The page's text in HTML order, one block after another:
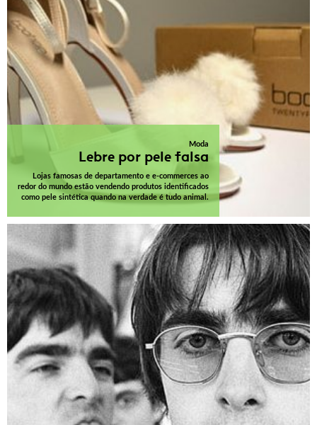
Moda
Lebre por pele falsa
Lojas famosas de departamento e e-commerces ao
redor do mundo estão vendendo produtos identificados
como pele sintética quando na verdade é tudo animal.